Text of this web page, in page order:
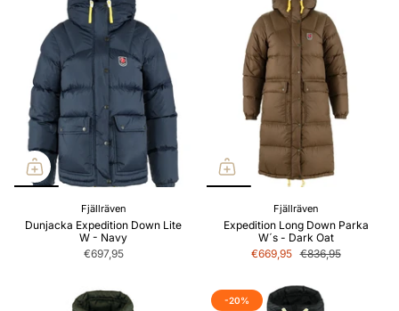
Fjällräven
Dunjacka Expedition Down Lite
W - Navy
€697,95
Fjällräven
Expedition Long Down Parka
W´s - Dark Oat
€669,95 €836,95
-20%